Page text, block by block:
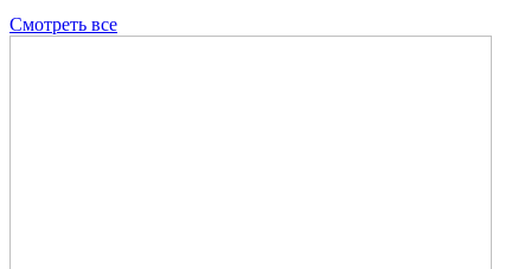
Смотреть все